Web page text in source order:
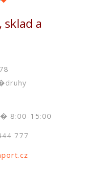
a
8:00-15:00
777